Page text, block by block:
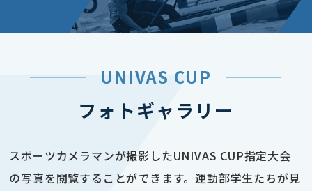
UNIVAS CUP
フォトギャラリー
スポーツカメラマンが撮影したUNIVAS CUP指定大会
の写真を閲覧することができます。運動部学生たちが見